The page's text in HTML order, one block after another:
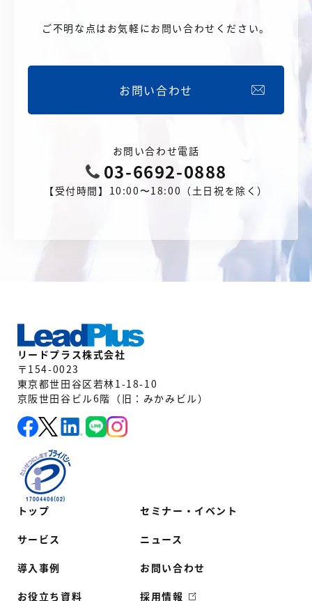
ご不明な点はお気軽にお問い合わせください。
お問い合わせ
お問い合わせ電話
03-6692-0888
【受付時間】10:00〜18:00（土日祝を除く）
トップ
サービス
導入事例
お役立ち資料
セミナー・イベント
ニュース
お問い合わせ
採用情報
リードプラス株式会社
〒154-0023
東京都世田谷区若林1-18-10
京阪世田谷ビル6階（旧：みかみビル）